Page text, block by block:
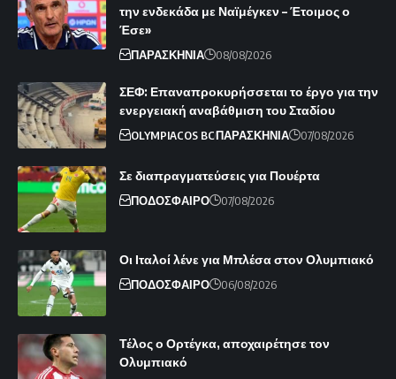
την ενδεκάδα με Ναϊμέγκεν – Έτοιμος ο
Έσε»
ΠΑΡΑΣΚΗΝΙΑ 08/08/2026
ΣΕΦ: Επαναπροκυρήσσεται το έργο για την
ενεργειακή αναβάθμιση του Σταδίου
OLYMPIACOS BCΠΑΡΑΣΚΗΝΙΑ 07/08/2026
Σε διαπραγματεύσεις για Πουέρτα
ΠΟΔΟΣΦΑΙΡΟ 07/08/2026
Οι Ιταλοί λένε για Μπλέσα στον Ολυμπιακό
ΠΟΔΟΣΦΑΙΡΟ 06/08/2026
Τέλος ο Ορτέγκα, αποχαιρέτησε τον
Ολυμπιακό